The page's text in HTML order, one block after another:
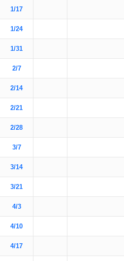
1/17
1/24
1/31
2/7
2/14
2/21
2/28
3/7
3/14
3/21
4/3
4/10
4/17